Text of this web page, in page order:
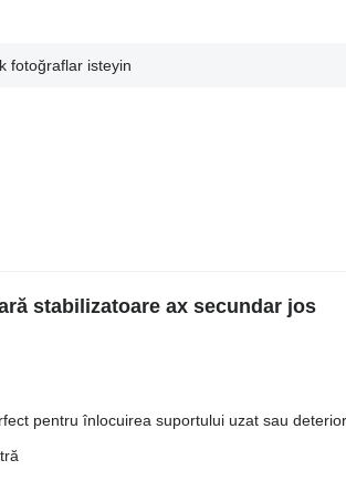
fotoğraflar isteyin
stabilizatoare ax secundar jos
pentru înlocuirea suportului uzat sau